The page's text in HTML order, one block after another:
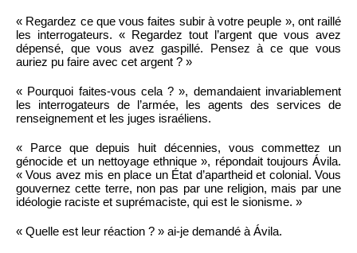
« Regardez ce que vous faites subir à votre peuple », ont raillé
les interrogateurs. « Regardez tout l’argent que vous avez
dépensé, que vous avez gaspillé. Pensez à ce que vous
auriez pu faire avec cet argent ? »
« Pourquoi faites-vous cela ? », demandaient invariablement
les interrogateurs de l’armée, les agents des services de
renseignement et les juges israéliens.
« Parce que depuis huit décennies, vous commettez un
génocide et un nettoyage ethnique », répondait toujours Ávila.
« Vous avez mis en place un État d’apartheid et colonial. Vous
gouvernez cette terre, non pas par une religion, mais par une
idéologie raciste et suprémaciste, qui est le sionisme. »
« Quelle est leur réaction ? » ai-je demandé à Ávila.